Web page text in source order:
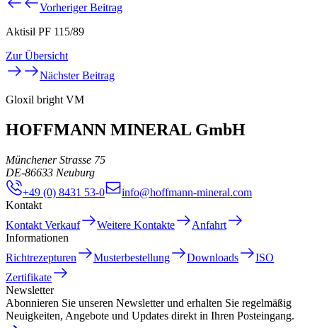
Vorheriger Beitrag
Aktisil PF 115/89
Zur Übersicht
Nächster Beitrag
Gloxil bright VM
HOFFMANN MINERAL GmbH
Münchener Strasse 75
DE-86633 Neuburg
+49 (0) 8431 53-0
info@hoffmann-mineral.com
Kontakt
Kontakt Verkauf
Weitere Kontakte
Anfahrt
Informationen
Richtrezepturen
Musterbestellung Downloads
ISO
Zertifikate
Newsletter
Abonnieren Sie unseren Newsletter und erhalten Sie regelmäßig
Neuigkeiten, Angebote und Updates direkt in Ihren Posteingang.